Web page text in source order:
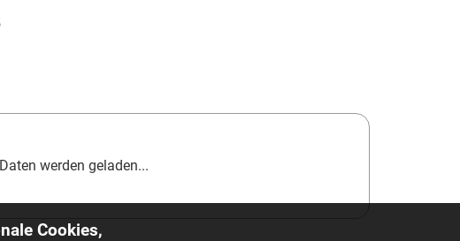
Daten werden geladen...
Cookies,